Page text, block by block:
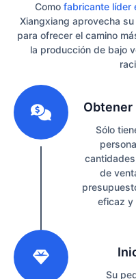
Como fabricante líder
Xiangxiang aprovecha
para ofrecer el camino
la producción de bajo
Sólo
de
eficaz y
Su